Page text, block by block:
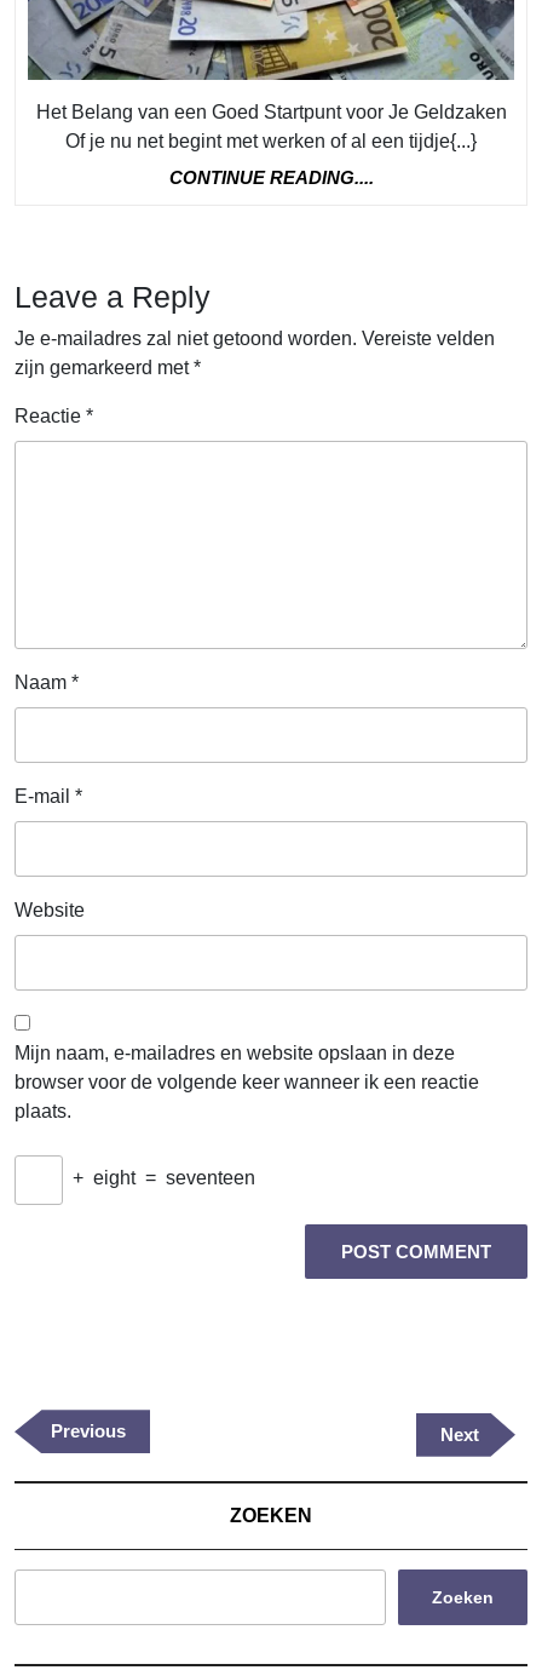
Je
Het Belang van een Goed Startpunt voor Je Geldzaken
Of je nu net begint met werken of al een tijdje{...}
CONTINUE READING....
Leave a Reply
Je e-mailadres zal niet getoond worden. Vereiste velden
zijn gemarkeerd met*
Reactie *
Naam *
E-mail *
Website
Mijn naam, e-mailadres en website opslaan in deze
browser voor de volgende keer wanneer ik een reactie
plaats.
+ eight = seventeen
Previous
Post
Previous
Next
Post
Next
ZOEKEN
Zoeken